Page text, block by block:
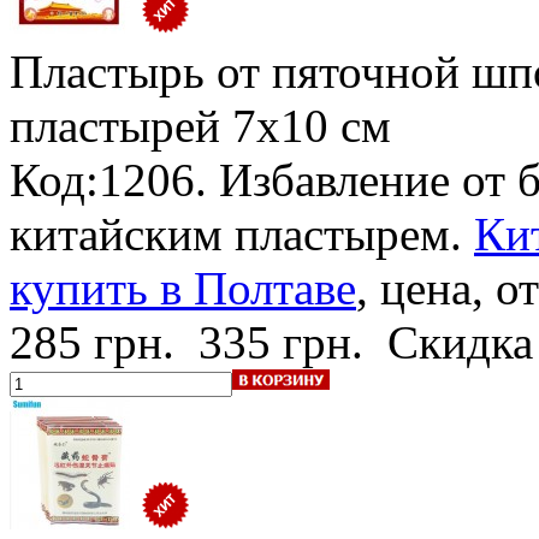
Пластырь от пяточной
пластырей 7х10 см
Код:1206. Избавление от
китайским пластырем.
купить в Полтаве, цена,
285 грн. 335 грн.